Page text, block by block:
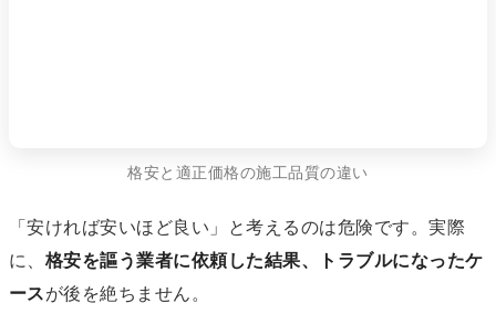
格安と適正価格の施工品質の違い
「安ければ安いほど良い」と考えるのは危険です。実際
に、 格安を謳う業者に依頼した結果、トラブルになったケ
ースが後を絶ちません。